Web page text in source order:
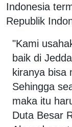
Indonesia
Republik
"Kami
baik di
kiranya bisa
Sehingga
maka itu
Duta Besar